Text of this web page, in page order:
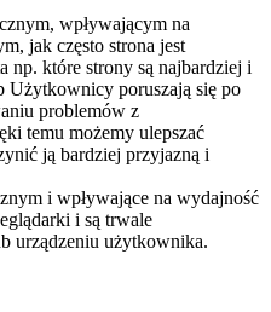
wpływającym na
jak często strona jest
np. które strony są najbardziej i
Użytkownicy poruszają się po
problemów z
temu możemy ulepszać
ją bardziej przyjazną i
i wpływające na wydajność
i są trwale
urządzeniu użytkownika.